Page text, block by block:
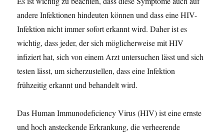
h
a
n
andere Infektionen hindeuten können und dass eine HIV-
Infektion nicht immer sofort erkannt wird. Daher ist es
wichtig, dass jeder, der sich möglicherweise mit HIV
infiziert hat, sich von einem Arzt untersuchen lässt und sich
testen lässt, um sicherzustellen, dass eine Infektion
frühzeitig erkannt und behandelt wird.
Das Human Immunodeficiency Virus (HIV) ist eine ernste
und hoch ansteckende Erkrankung, die verheerende